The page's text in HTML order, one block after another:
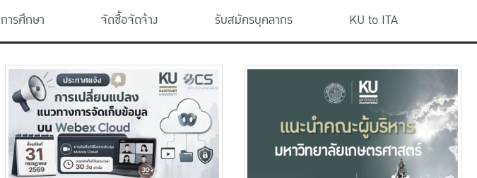
การศึกษา จัดซื้อจัดจ้าง รับสมัครบุคลากร KU to ITA